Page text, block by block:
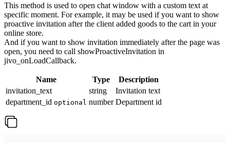
This method is used to open chat window with a custom text at
specific moment. For example, it may be used if you want to show
proactive invitation after the client added goods to the cart in your
online store.
And if you want to show invitation immediately after the page was
open, you need to call showProactiveInvitation in
jivo_onLoadCallback.
Name Type
Description
invitation_text
string
Invitation text
department_id optional number Department id